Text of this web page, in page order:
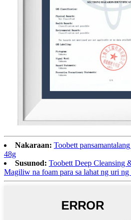
Nakaraan: Toobett
48g
Susunod: Toobett Deep Cleansing
Magiliw na foam para sa lahat ng uri ng